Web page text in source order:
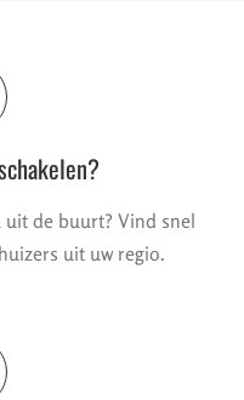
uit de buurt? Vind snel
uit uw regio.